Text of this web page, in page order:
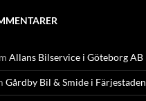
Allans Bilservice i Göteborg AB
Gårdby Bil & Smide i Färjestaden